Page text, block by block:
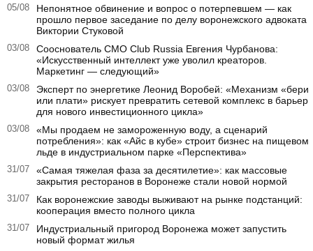
05/08
Непонятное обвинение и вопрос о потерпевшем — как
прошло первое заседание по делу воронежского адвоката
Виктории Стуковой
03/08
Сооснователь CMO Club Russia Евгения Чурбанова:
«Искусственный интеллект уже уволил креаторов.
Маркетинг — следующий»
03/08
Эксперт по энергетике Леонид Воробей: «Механизм «бери
или плати» рискует превратить сетевой комплекс в барьер
для нового инвестиционного цикла»
03/08
«Мы продаем не замороженную воду, а сценарий
потребления»: как «Айс в кубе» строит бизнес на пищевом
льде в индустриальном парке «Перспектива»
31/07
«Самая тяжелая фаза за десятилетие»: как массовые
закрытия ресторанов в Воронеже стали новой нормой
31/07
Как воронежские заводы выживают на рынке подстанций:
кооперация вместо полного цикла
31/07
Индустриальный пригород Воронежа может запустить
новый формат жилья